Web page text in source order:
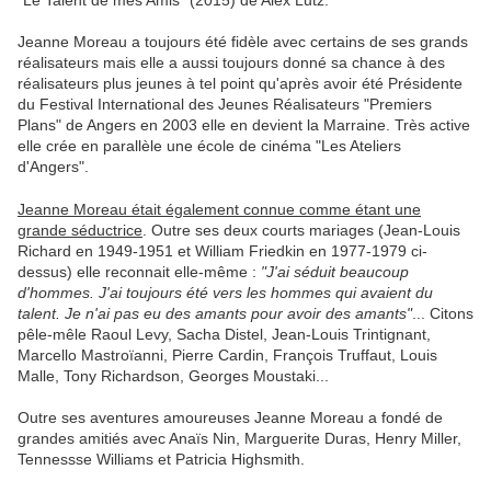
Jeanne Moreau a toujours été fidèle avec certains de ses grands
réalisateurs mais elle a aussi toujours donné sa chance à des
réalisateurs plus jeunes à tel point qu'après avoir été Présidente
du Festival International des Jeunes Réalisateurs "Premiers
Plans" de Angers en 2003 elle en devient la Marraine. Très active
elle crée en parallèle une école de cinéma "Les Ateliers
d'Angers".
Jeanne Moreau était également connue comme étant une
grande séductrice . Outre ses deux courts mariages (Jean-Louis
Richard en 1949-1951 et William Friedkin en 1977-1979 ci-
dessus) elle reconnait elle-même : "J'ai séduit beaucoup
d'hommes. J'ai toujours été vers les hommes qui avaient du
talent. Je n'ai pas eu des amants pour avoir des amants"... Citons
pêle-mêle Raoul Levy, Sacha Distel, Jean-Louis Trintignant,
Marcello Mastroïanni, Pierre Cardin, François Truffaut, Louis
Malle, Tony Richardson, Georges Moustaki...
Outre ses aventures amoureuses Jeanne Moreau a fondé de
grandes amitiés avec Anaïs Nin, Marguerite Duras, Henry Miller,
Tennessse Williams et Patricia Highsmith.